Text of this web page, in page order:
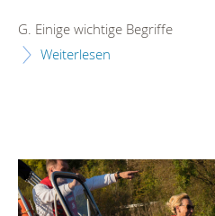
G. Einige wichtige Begriffe
Weiterlesen